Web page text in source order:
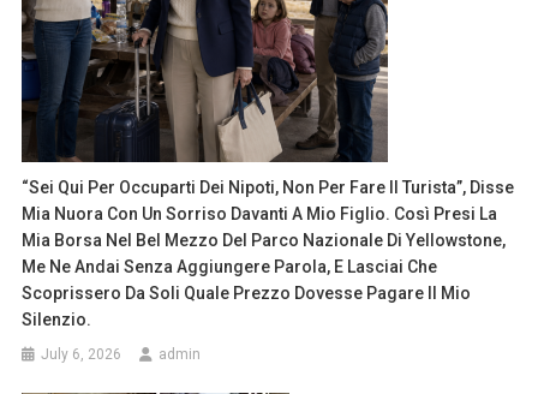
“Sei Qui Per Occuparti Dei Nipoti, Non Per Fare Il Turista”, Disse
Mia Nuora Con Un Sorriso Davanti A Mio Figlio. Così Presi La
Mia Borsa Nel Bel Mezzo Del Parco Nazionale Di Yellowstone,
Me Ne Andai Senza Aggiungere Parola, E Lasciai Che
Scoprissero Da Soli Quale Prezzo Dovesse Pagare Il Mio
Silenzio.
July 6, 2026 admin